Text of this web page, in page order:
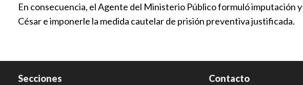
En consecuencia, el Agente del Ministerio Público formuló imputación
César e imponerle la medida cautelar de prisión preventiva justificada.
Secciones Contacto